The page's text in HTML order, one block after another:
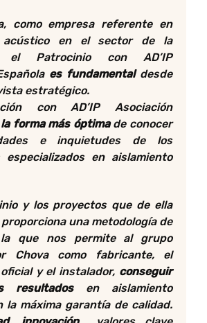
como empresa referente en
acústico en el sector de la
el Patrocinio con AD’IP
es fundamentaldesde
estratégico.
con AD’IP Asociación
la forma más óptimade conocer
e inquietudes de los
especializados en aislamiento
y los proyectos que de ella
una metodología de
que nos permite al grupo
Chova como fabricante, el
y el instalador, conseguir
resultadosen aislamiento
la máxima garantía de calidad.